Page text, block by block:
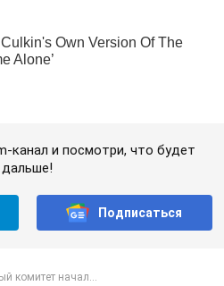
канал и посмотри, что будет
дальше!
Подписаться
комитет начал...